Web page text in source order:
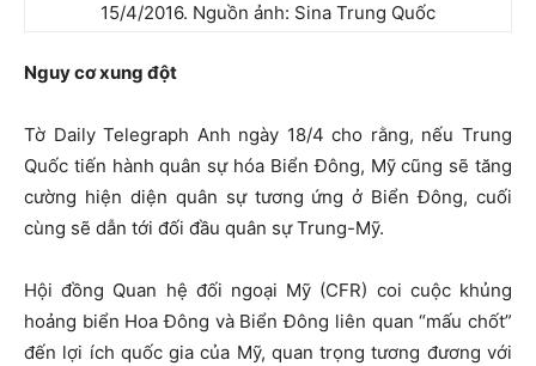
15/4/2016. Nguồn ảnh: Sina Trung Quốc
Nguy cơ xung đột
Tờ Daily Telegraph Anh ngày 18/4 cho rằng, nếu Trung
Quốc tiến hành quân sự hóa Biển Đông, Mỹ cũng sẽ tăng
cường hiện diện quân sự tương ứng ở Biển Đông, cuối
cùng sẽ dẫn tới đối đầu quân sự Trung-Mỹ.
Hội đồng Quan hệ đối ngoại Mỹ (CFR) coi cuộc khủng
hoảng biển Hoa Đông và Biển Đông liên quan “mấu chốt”
đến lợi ích quốc gia của Mỹ, quan trọng tương đương với